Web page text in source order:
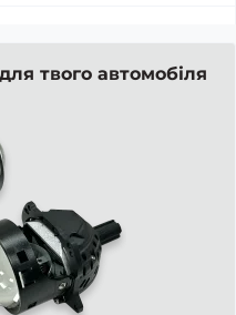
твого автомобіля